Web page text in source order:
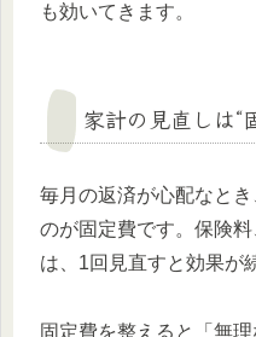
も効いてきます。
家計の見直しは“
毎月の返済が心配なと
のが固定費です。保険
は、1回見直すと効果が
固定費を整えると「無